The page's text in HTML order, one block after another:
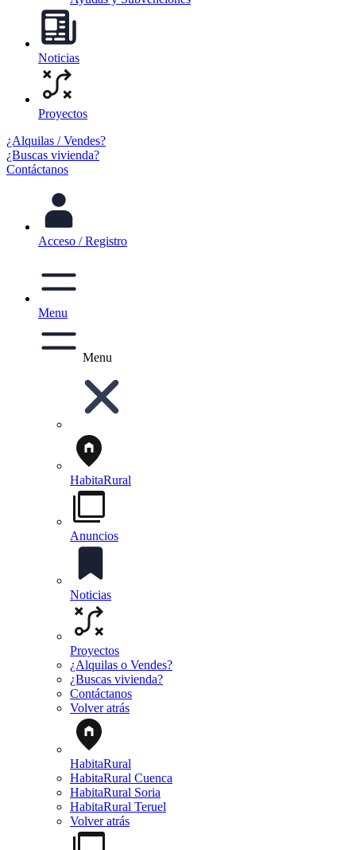
Noticias
Proyectos
¿Alquilas / Vendes?
¿Buscas vivienda?
Contáctanos
Acceso / Registro
Menu
Menu
HabitaRural
Anuncios
Noticias
Proyectos
¿Alquilas o Vendes?
¿Buscas vivienda?
Contáctanos
Volver atrás
HabitaRural
HabitaRural Cuenca
HabitaRural Soria
HabitaRural Teruel
Volver atrás